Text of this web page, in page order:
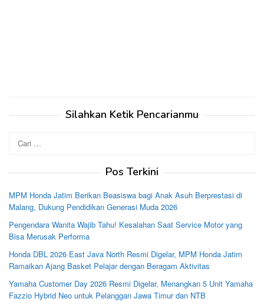
Silahkan Ketik Pencarianmu
untuk:
Pos Terkini
MPM Honda Jatim Berikan Beasiswa bagi Anak Asuh Berprestasi di
Malang, Dukung Pendidikan Generasi Muda 2026
Pengendara Wanita Wajib Tahu! Kesalahan Saat Service Motor yang
Bisa Merusak Performa
Honda DBL 2026 East Java North Resmi Digelar, MPM Honda Jatim
Ramaikan Ajang Basket Pelajar dengan Beragam Aktivitas
Yamaha Customer Day 2026 Resmi Digelar, Menangkan 5 Unit Yamaha
Fazzio Hybrid Neo untuk Pelanggan Jawa Timur dan NTB